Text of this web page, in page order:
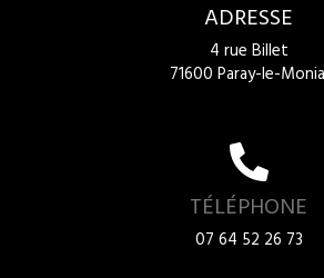
ADRESSE
4 rue Billet
71600 Paray-le-
TÉLÉPHONE
07 64 52 26 73